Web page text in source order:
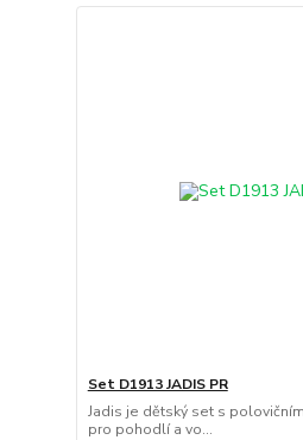
Set D1913 JADIS PR
Jadis je dětský set s
pro pohodlí a vo...